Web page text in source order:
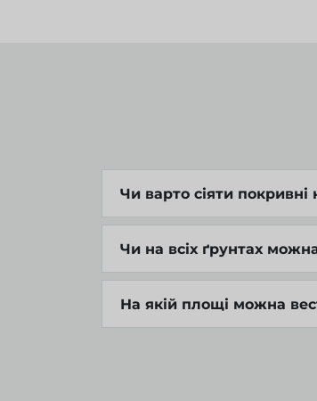
Чи варто сіяти
Чи на всіх ґрунтах
На якій площі можна